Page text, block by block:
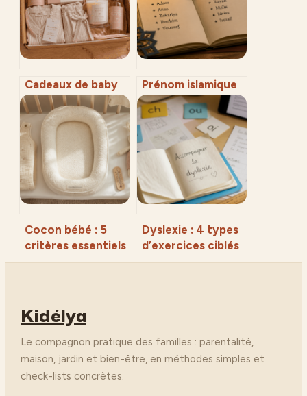
Cadeaux de baby
shower : 4
attentions pour
célébrer la future
maman
Prénom islamique
pour garçon : 50
choix entre
héritage spirituel
et modernité
Cocon bébé : 5
critères essentiels
pour choisir un
Dyslexie : 4 types
d’exercices ciblés
pour automatiser
Kidélya
Le compagnon pratique des familles : parentalité,
maison, jardin et bien-être, en méthodes simples et
check-lists concrètes.